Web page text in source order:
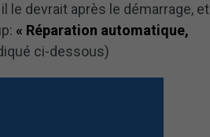
le devrait après le démarrage, et
« Réparation automatique,
ci-dessous)